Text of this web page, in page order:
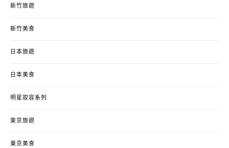
新竹旅遊
新竹美食
日本旅遊
日本美食
明星妝容系列
東京旅遊
東京美食